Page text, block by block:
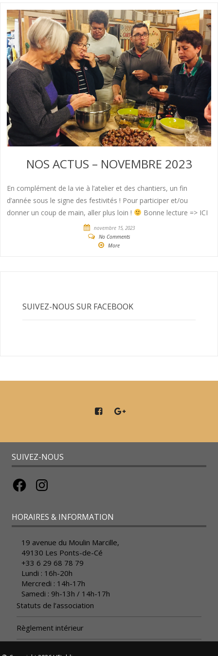
NOS ACTUS – NOVEMBRE 2023
En complément de la vie à l’atelier et des chantiers, un fin
d’année sous le signe des festivités ! Pour participer et/ou
donner un coup de main, aller plus loin !
Bonne lecture => ICI
novembre 15, 2023
No Comments
More
SUIVEZ-NOUS SUR FACEBOOK
SUIVEZ-NOUS
FacebookInstagram
HORAIRES & INFORMATION
19 avenue du Moulin Marcille,
49130 Les Ponts-de-Cé
+33 6 29 68 78 79
Lundi : 16h-20h
Mercredi : 14h-17h
Samedi : 9h-13h / 14h-17h
Statuts de l’association
Règlement intérieur